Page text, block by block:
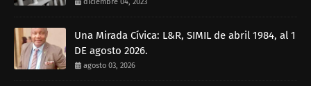
Una Mirada Cívica: L&R, SIMIL de abril 1984, al 1
DE agosto 2026.
agosto 03, 2026